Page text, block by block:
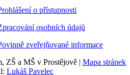
o přístupnosti
osobních údajů
zveřejňované informace
ZŠ a MŠ v Prostějově | Mapa stránek
Lukáš Pavelec